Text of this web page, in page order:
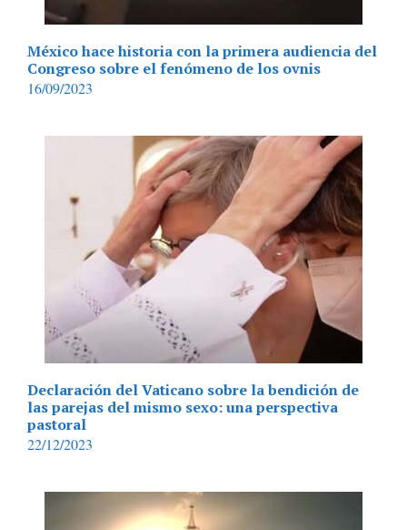
México hace historia con la primera audiencia del
Congreso sobre el fenómeno de los ovnis
16/09/2023
Declaración del Vaticano sobre la bendición de
las parejas del mismo sexo: una perspectiva
pastoral
22/12/2023